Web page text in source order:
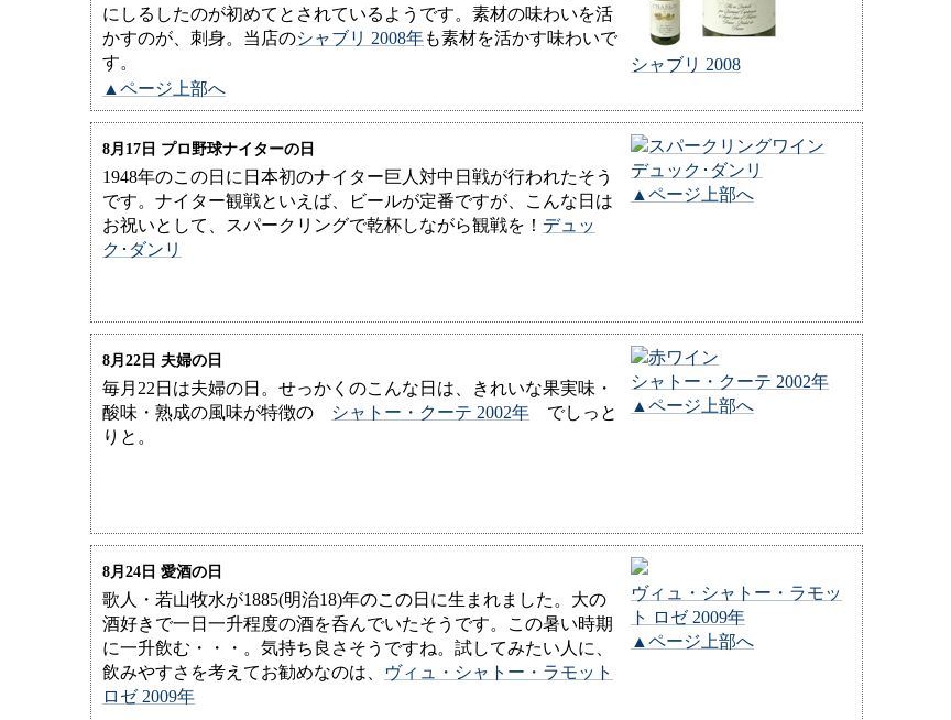
にしるしたのが初めてとされているようです。素材の味わいを活
かすのが、刺身。当店のシャブリ 2008年も素材を活かす味わいで
す。
シャブリ 2008
▲ページ上部へ
8月17日 プロ野球ナイターの日
1948年のこの日に日本初のナイター巨人対中日戦が行われたそう
です。ナイター観戦といえば、ビールが定番ですが、こんな日は
お祝いとして、スパークリングで乾杯しながら観戦を！ デュッ
ク･ダンリ
デュック･ダンリ
▲ページ上部へ
8月22日 夫婦の日
毎月22日は夫婦の日。せっかくのこんな日は、きれいな果実味・
酸味・熟成の風味が特徴の
シャトー・クーテ 2002年 でしっと
りと。
シャトー・クーテ 2002年
▲ページ上部へ
8月24日 愛酒の日
歌人・若山牧水が1885(明治18)年のこの日に生まれました。大の
酒好きで一日一升程度の酒を呑んでいたそうです。この暑い時期
に一升飲む・・・。気持ち良さそうですね。試してみたい人に、
飲みやすさを考えてお勧めなのは、
ヴィュ・シャトー・ラモット
ロゼ 2009年
ヴィュ・シャトー・ラモッ
ト ロゼ 2009年
▲ページ上部へ